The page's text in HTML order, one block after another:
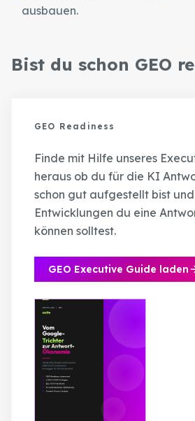
ausbauen.
Bist du schon GEO
GEO Readiness
Finde mit Hilfe unseres
heraus ob du für die KI
schon gut aufgestellt bist
Entwicklungen du eine
können solltest.
GEO Executive Guide laden